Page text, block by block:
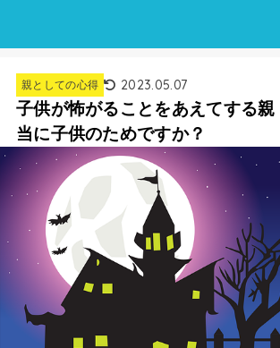
親としての心得 2023.05.07
子供が怖がることをあえてする
当に子供のためですか？